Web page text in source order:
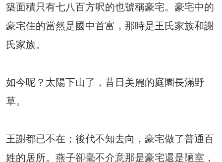
築面積只有七八百方呎的也號稱豪宅。豪宅中的
豪宅住的當然是國中首富，那時是王氏家族和謝
氏家族。
如今呢？太陽下山了，昔日美麗的庭園長滿野
草。
王謝都已不在；後代不知去向，豪宅做了普通百
姓的居所。燕子卻毫不介意那是豪宅還是陋室，